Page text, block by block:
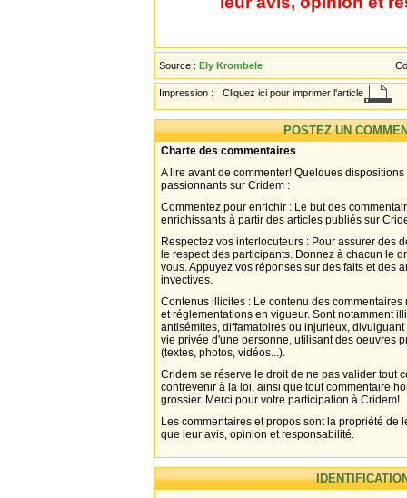
Source : Ely Krombele
Impression : Cliquez ici pour imprimer l'article
POSTEZ UN
Charte des commentaires
A lire avant de commenter! Quelques
passionnants sur Cridem :
Commentez pour enrichir : Le but des
enrichissants à partir des articles publiés sur
Respectez vos interlocuteurs : Pour assurer des
le respect des participants. Donnez à chacun le
vous. Appuyez vos réponses sur des faits et des
invectives.
Contenus illicites : Le contenu des
et réglementations en vigueur. Sont notamment
antisémites, diffamatoires ou injurieux,
vie privée d'une personne, utilisant des oeuvres
(textes, photos, vidéos...).
Cridem se réserve le droit de ne pas valider tout
contrevenir à la loi, ainsi que tout commentaire
grossier. Merci pour votre participation à Cridem!
Les commentaires et propos sont la propriété de
que leur avis, opinion et responsabilité.